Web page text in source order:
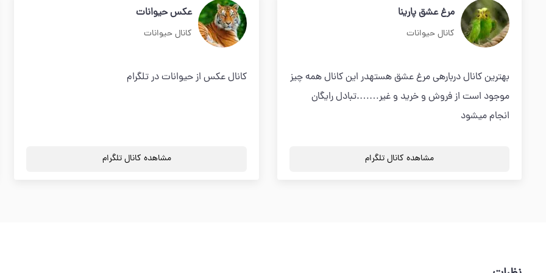
مرغ عشق پارینا
کانال حیوانات
بهترین کانال دربارهی مرغ عشق هستهدر این کانال همه چیز
موجود است از فروش و خرید و غیر…….تبادل رایگان
انجام میشود
مشاهده کانال تلگرام
عکس حیوانات
کانال حیوانات
کانال عکس از حیوانات در تلگرام
مشاهده کانال تلگرام